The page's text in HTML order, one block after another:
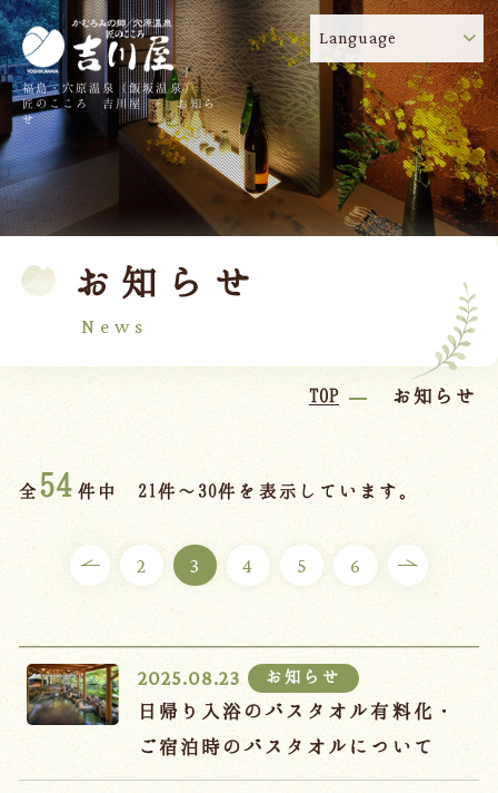
福島・穴原温泉（飯坂温泉）
匠のこころ 吉川屋 - お知ら
せ
Language
お知らせ
News
TOP お知らせ
全54 件中 21件～30件を表示しています。
2 3 4 5 6
2025.08.23 お知らせ
日帰り入浴のバスタオル有料化・
ご宿泊時のバスタオルについて
! 吉川屋のコロナウイルス感染症対策について
TOP 吉川屋について
温泉 客室
料理
館内
ご宿泊プラン
お部屋からプランを選ぶ
空室カレンダーから選ぶ
会議・団体 吉川屋で過ごす特別な日